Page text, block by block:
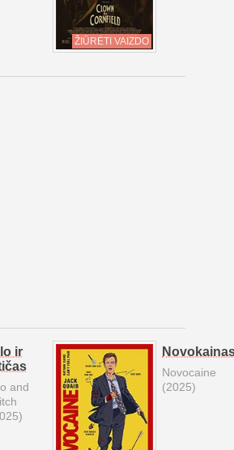
ŽIŪRĖTI VAIZDO
ir
and
Novocaine
(2025)